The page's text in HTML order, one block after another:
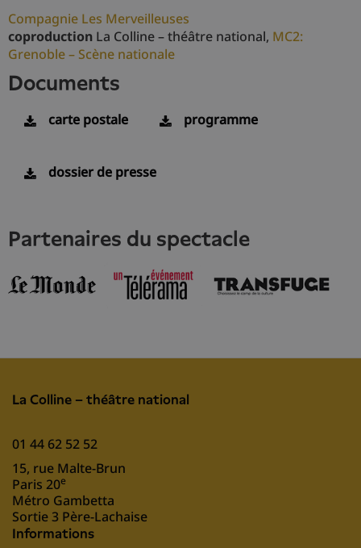
Compagnie Les Merveilleuses
coproduction La Colline – théâtre national, MC2:
Grenoble – Scène nationale
documents
carte postale programme
dossier de presse
partenaires du spectacle
La Colline – théâtre national
01 44 62 52 52
15, rue Malte-Brun
Paris 20e
Métro Gambetta
Sortie 3 Père-Lachaise
Informations